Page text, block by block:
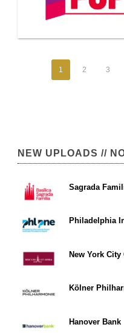
1 2 3
NEW UPLOADS //
Sagrada
Philadelphia
New York City
Kölner
Hanover Bank